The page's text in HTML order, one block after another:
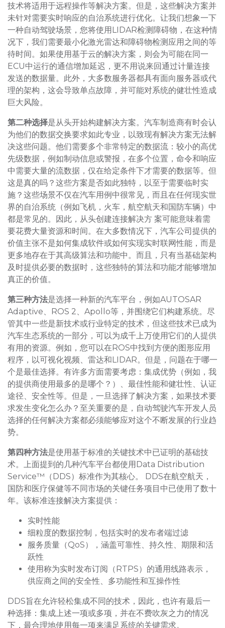
技术将适用于远程操作等解决方案。但是，这些解决方案并
未针对需要实时响应的自治系统进行优化。让我们想象一下
一种自动驾驶场景，您将使用LIDAR检测障碍物，在这种情
况下，我们需要最小化激光雷达和障碍物检测应用之间的等
待时间。如果使用基于云的解决方案，则会为可能在同一
ECU中运行的通信增加延迟，更不用说来回通过计量连接
发送的数据量。此外，大多数服务器都具有面向服务器或代
理的架构，这会导致单点故障，并可能对系统的健壮性造成
巨大风险。
第二种选择是从头开始构建解决方案。汽车制造商有时会认
为他们的数据交换要求如此专业，以致现有解决方案无法解
决这些问题。他们需要多个非常特定的数据流：较小的高优
先级数据，例如制动信息或警报，在多个位置，命令和响应
中需要大量的流数据，仅在给定条件下才需要的数据等。但
这是真的吗？这些方案是否如此独特，以至于需要临时实
施？这些场景不仅在汽车用例中很常见，而且在任何现实世
界的自治系统（例如飞机，火车，航空航天和国防车辆）中
都是常见的。因此，从头创建连接解决方 案可能意味着需
要花费大量资源和时间。在大多数情况下，汽车公司提供的
价值主张不是如何集成软件或如何实现实时联网性能，而是
更多地存在于其高级算法和功能中。而且，只有当基础架构
及时提供必要的数据时，这些独特的算法和功能才能够增加
真正的价值。
第三种方法是选择一种新的汽车平台，例如AUTOSAR
Adaptive、ROS 2、Apollo等，并围绕它们构建系统。尽
管其中一些是新技术或行业特定的技术，但这些技术已成为
汽车生态系统的一部分，可以为成千上万使用它们的人提供
有用的资源。例如，您可以在ROS中找到方便的图形应用
程序，以可视化视频、雷达和LIDAR。但是，问题在于哪一
个是最佳选择。有许多方面需要考虑：集成优势（例如，我
的提供商使用最多的是哪个？）、最佳性能和健壮性、认证
途径、安全性等。但是，一旦选择了解决方案，如果技术要
求发生变化怎么办？至关重要的是，自动驾驶汽车开发人员
选择的任何解决方案都必须能够应对这个不断发展的行业趋
势。
第四种方法是使用基于标准的关键技术中已证明的基础技
术。上面提到的几种汽车平台都使用Data Distribution
Service™（DDS）标准作为其核心。 DDS在航空航天，
国防和医疗保健等不同市场的关键任务项目中已使用了数十
年。该标准连接解决方案提供：
实时性能
细粒度的数据控制，包括实时的发布者端过滤
服务质量（QoS），涵盖可靠性、持久性、期限和活
跃性
使用称为实时发布订阅（RTPS）的通用线路表示，
供应商之间的安全性、多功能性和互操作性
DDS旨在允许轻松集成不同的技术，因此，也许有最后一
种选择：集成上述一项或多项，并在不费吹灰之力的情况
下，最合理地使用每一项来满足系统的关键需求。